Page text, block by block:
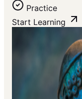
Practice
Start Learning